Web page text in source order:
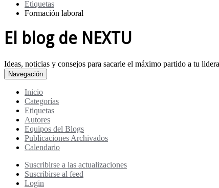
Etiquetas
Formación laboral
El blog de NEXTU
Ideas, noticias y consejos para sacarle el máximo partido a tu
Navegación
Inicio
Categorías
Etiquetas
Autores
Equipos del Blogs
Publicaciones Archivados
Calendario
Suscribirse a las actualizaciones
Suscribirse al feed
Login